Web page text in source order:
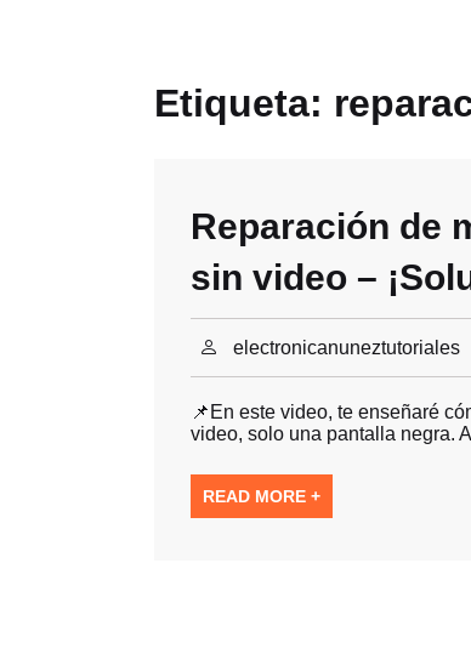
Etiqueta:
Reparación de
sin video –
electronicanuneztutoriales
📌En este video, te enseñaré
video, solo una pantalla negra.
READ MORE +